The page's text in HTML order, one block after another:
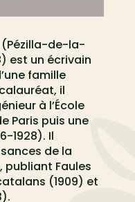
(Pézilla-de-la-
est un écrivain
famille
il
à l’École
Paris puis une
1928). Il
de la
Faules
(1909) et